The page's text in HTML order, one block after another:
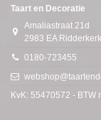
Taart en Decoratie
Amaliastraat 21d
2983 EA Ridderkerk
0180-723455
KvK: 55470572 - BTW